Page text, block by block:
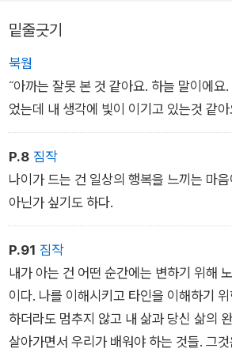
밑줄긋기
북웜
˝아까는 잘못 본 것 같아요. 하늘 말이에요
었는데 내 생각에 빛이 이기고 있는것 같아
P.8 짐작
나이가 드는 건 일상의 행복을 느끼는 마
아닌가 싶기도 하다.
P.91 짐작
내가 아는 건 어떤 순간에는 변하기 위해
이다. 나를 이해시키고 타인을 이해하기
하더라도 멈추지 않고 내 삶과 당신 삶의
살아가면서 우리가 배워야 하는 것들. 그